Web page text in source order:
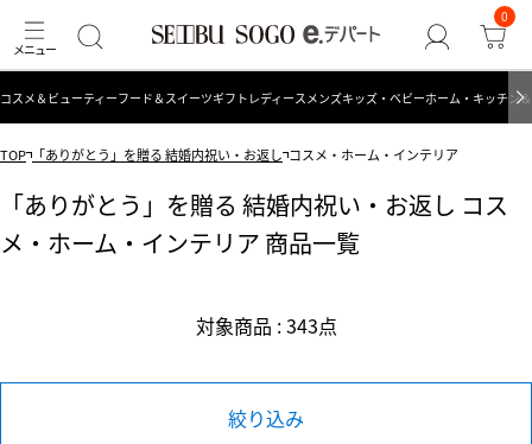
0
コスメ＆ビューティーフード＆スイーツギフト レディース メンズキッズ・ベビーホーム・キッチン
TOP 「ありがとう」を贈る 結婚内祝い・お返し コスメ・ホーム・インテリア
「ありがとう」を贈る 結婚内祝い・お返し コス
メ・ホーム・インテリア 商品一覧
対象商品 : 343点
絞り込み